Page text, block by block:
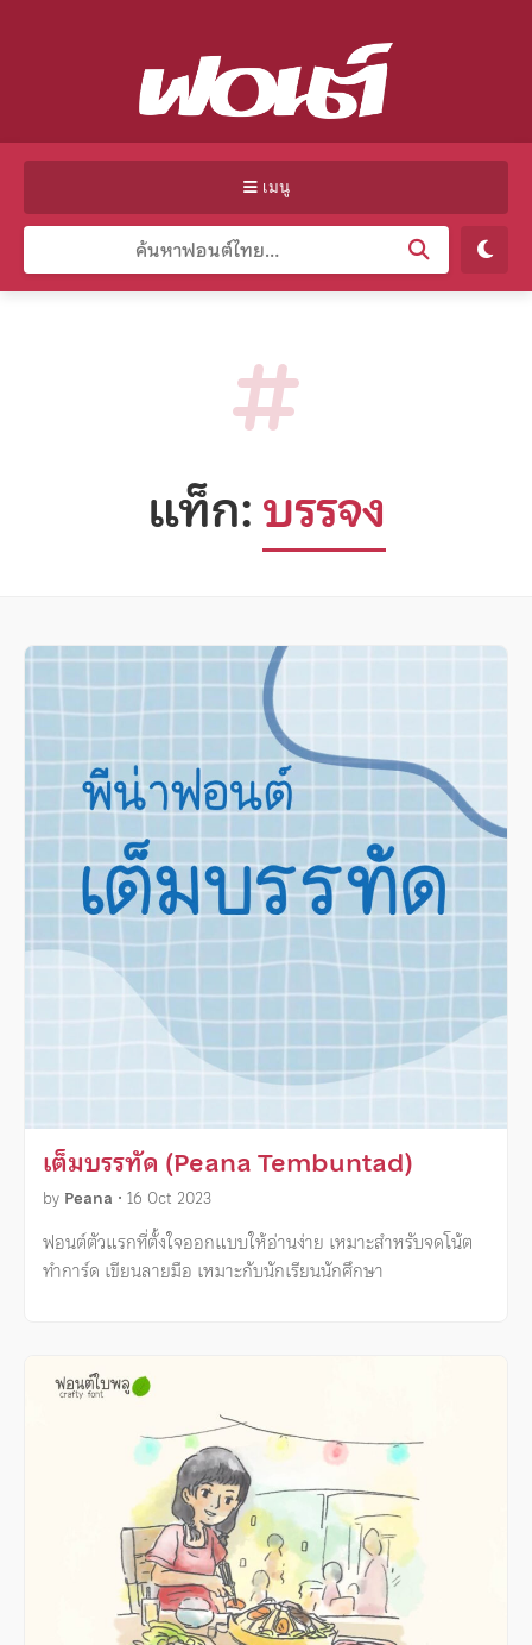
เมนู
แท็ก:บรรจง
เต็มบรรทัด (Peana Tembuntad)
by Peana • 16 Oct 2023
ฟอนต์ตัวแรกที่ตั้งใจออกแบบให้อ่านง่าย เหมาะสำหรับจดโน้ต
ทำการ์ด เขียนลายมือ เหมาะกับนักเรียนนักศึกษา